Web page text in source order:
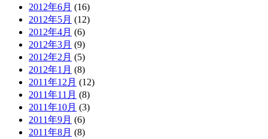
2012年6月 (16)
2012年5月 (12)
2012年4月 (6)
2012年3月 (9)
2012年2月 (5)
2012年1月 (8)
2011年12月 (12)
2011年11月 (8)
2011年10月 (3)
2011年9月 (6)
2011年8月 (8)